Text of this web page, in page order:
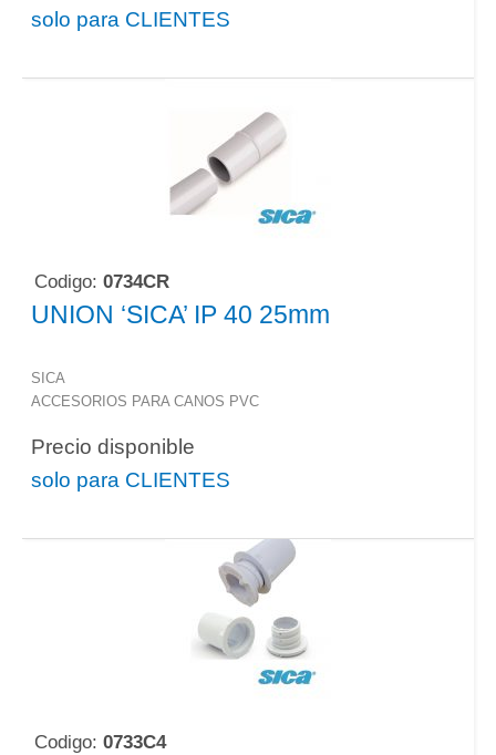
solo para CLIENTES
Codigo: 0734CR
UNION ‘SICA’ IP 40 25mm
SICA
ACCESORIOS PARA CANOS PVC
Precio disponible
solo para CLIENTES
Codigo: 0733C4